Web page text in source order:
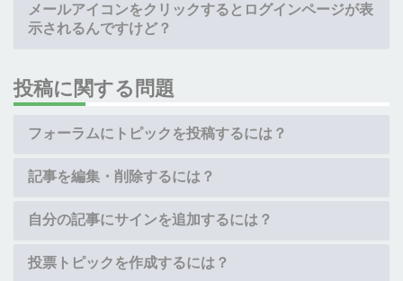
メールアイコンをクリックするとログインページが表
示されるんですけど？
投稿に関する問題
フォーラムにトピックを投稿するには？
記事を編集・削除するには？
自分の記事にサインを追加するには？
投票トピックを作成するには？